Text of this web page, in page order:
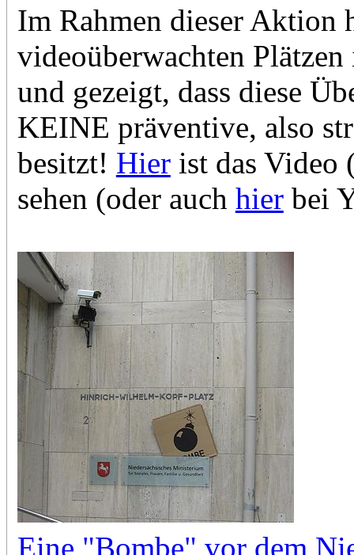
Im Rahmen dieser Aktion
videoüberwachten
und gezeigt, dass diese
KEINE präventive, also
besitzt! Hierist das Video
sehen (oder auch hierbei
Eine "Bombe" vor dem